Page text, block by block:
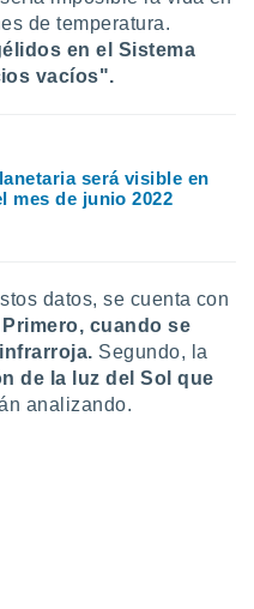
de temperatura.
en el Sistema
vacíos".
será visible en
mes de junio 2022
datos, se cuenta con
Primero, cuando se
Segundo, la
de la luz del Sol que
analizando.